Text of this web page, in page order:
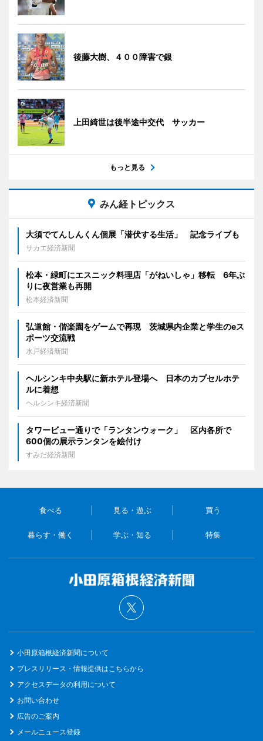
後藤大樹、４００障害で銀
上田綺世は後半途中交代 サッカー
もっと見る
みん経トピックス
大須でてんしんくん個展「潜伏する生活」 記念ライブも
サカエ経済新聞
松本・緑町にエスニック料理店「がねいしゃ」移転 6年ぶ
りに夜営業も再開
松本経済新聞
弘道館・偕楽園をゲームで再現 茨城県内企業と学生のeス
ポーツ交流戦
水戸経済新聞
ヘルシンキ中央駅に新ホテル登場へ 日本のカプセルホテ
ルに着想
ヘルシンキ経済新聞
タワービュー通りで「ランタンウォーク」 区内各所で
600個の展示ランタンを絵付け
すみだ経済新聞
食べる 見る・遊ぶ 買う
暮らす・働く 学ぶ・知る 特集
小田原箱根経済新聞について
プレスリリース・情報提供はこちらから
アクセスデータの利用について
お問い合わせ
広告のご案内
メールニュース登録